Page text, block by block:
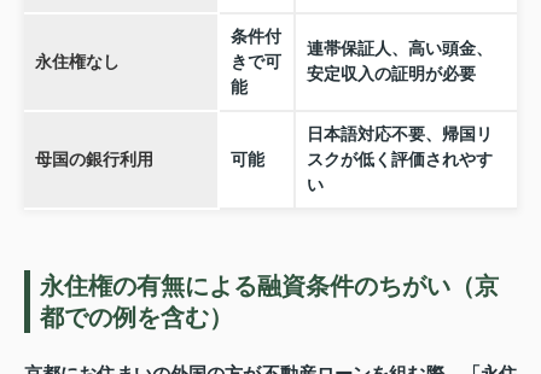
永住権なし
条件付
きで可
能
連帯保証人、高い頭金、
安定収入の証明が必要
母国の銀行利用 可能
日本語対応不要、帰国リ
スクが低く評価されやす
い
永住権の有無による融資条件のちがい（京
都での例を含む）